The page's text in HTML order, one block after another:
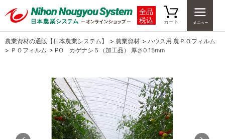
全品
税込
カート
農業資材の通販【日本農業システム】 > 農業資材 > ハウス用 農ＰＯフィルム
> ＰＯフィルム > PO カゲナシ５（加工品） 厚さ0.15mm